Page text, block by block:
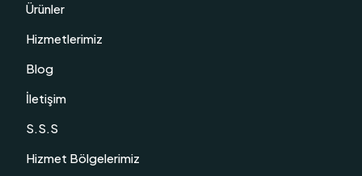
Ürünler
Hizmetlerimiz
Blog
İletişim
S.S.S
Hizmet Bölgelerimiz